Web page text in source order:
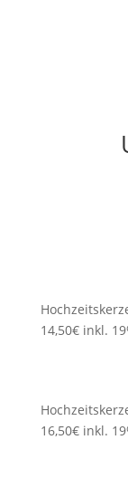
14,50€ inkl.
16,50€ inkl.